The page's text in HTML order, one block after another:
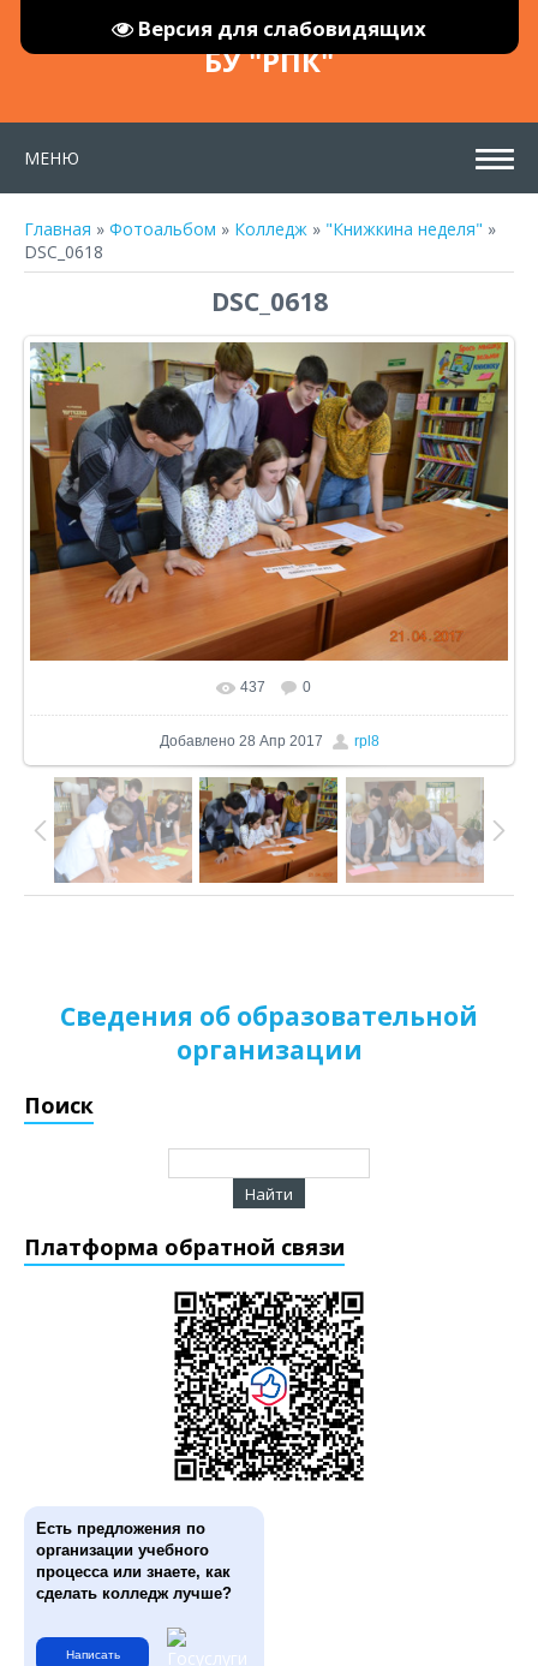
Версия для слабовидящих
БУ "РПК"
МЕНЮ
Главная » Фотоальбом » Колледж » "Книжкина неделя" »
DSC_0618
DSC_0618
В реальном размере 1024x683
437 0
Добавлено28 Апр 2017 rpl8
Сведения об образовательной
организации
Поиск
Платформа обратной связи
Есть предложения по
организации учебного
процесса или знаете, как
сделать колледж лучше?
Написать